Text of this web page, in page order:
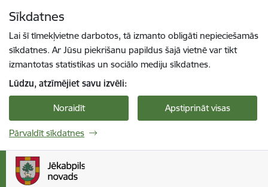
Sīkdatnes
Lai šī tīmekļvietne darbotos, tā izmanto obligāti nepieciešamās
sīkdatnes. Ar Jūsu piekrišanu papildus šajā vietnē var tikt
izmantotas statistikas un sociālo mediju sīkdatnes.
Lūdzu, atzīmējiet savu izvēli:
Noraidīt Apstiprināt visas
Pārvaldīt sīkdatnes